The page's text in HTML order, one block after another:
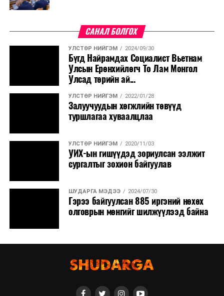
САНАЛ БОЛГОХ
УЛСТӨР НИЙГЭМ 2024/09/30
Бүгд Найрамдах Социалист Вьетнам
Улсын Ерөнхийлөгч То Лам Монгол
Улсад төрийн ай...
УЛСТӨР НИЙГЭМ 2022/01/28
Залуучуудын хөгжлийн төвүүд
туршлагаа хуваалцлаа
УЛСТӨР НИЙГЭМ 2020/11/03
УИХ-ын гишүүдэд зориулсан ээлжит
сургалтыг зохион байгуулав
ШУДАРГА МЭДЭЭ 2024/07/30
Гэрээ байгуулсан 885 иргэний нөхөх
олговрын мөнгийг шилжүүлээд байна